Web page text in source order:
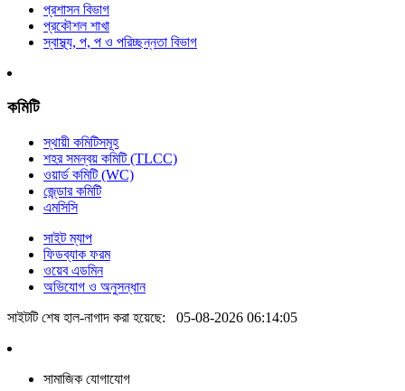
প্রশাসন বিভাগ
প্রকৌশল শাখা
স্বাস্থ্য, প, প ও পরিচ্ছন্নতা ‍বিভাগ
কমিটি
স্থায়ী কমিটিসমূহ
শহর সমন্বয় কমিটি (TLCC)
ওয়ার্ড কমিটি (WC)
জে্ন্ডার কমিটি
এমসিসি
সাইট ম্যাপ
ফিডব্যাক ফরম
ওয়েব এডমিন
অভিযোগ ও অনুসন্ধান
সাইটটি শেষ হাল-নাগাদ করা হয়েছে: 05-08-2026 06:14:05
সামাজিক যোগাযোগ